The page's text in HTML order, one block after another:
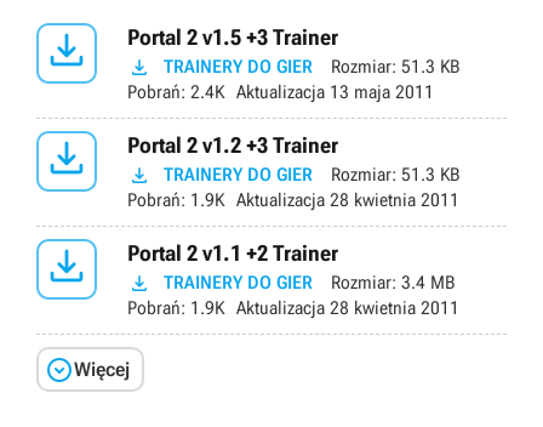
 Portal 2 v1.5 +3 Trainer
 TRAINERY DO GIER Rozmiar: 51.3 KB
Pobrań: 2.4K Aktualizacja 13 maja 2011
 Portal 2 v1.2 +3 Trainer
 TRAINERY DO GIER Rozmiar: 51.3 KB
Pobrań: 1.9K Aktualizacja 28 kwietnia 2011
 Portal 2 v1.1 +2 Trainer
 TRAINERY DO GIER Rozmiar: 3.4 MB
Pobrań: 1.9K Aktualizacja 28 kwietnia 2011
Więcej